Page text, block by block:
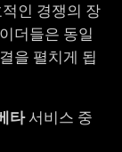
인 경쟁의 장
더들은 동일
을 펼치게 됩
타서비스 중